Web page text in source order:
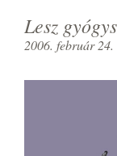
Lesz
2006. február 24.